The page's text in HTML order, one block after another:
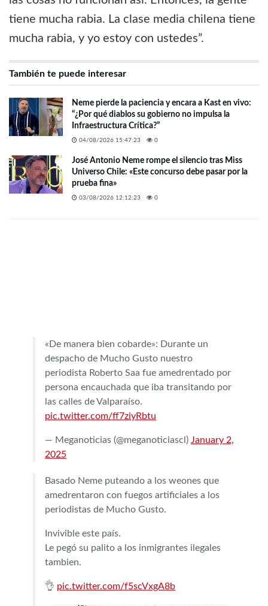
tiene mucha rabia. La clase media chilena tiene
mucha rabia, y yo estoy con ustedes”.
También te puede interesar
Neme pierde la paciencia y encara a Kast en vivo:
“¿Por qué diablos su gobierno no impulsa la
Infraestructura Crítica?”
04/08/2026 15:47:23 0
José Antonio Neme rompe el silencio tras Miss
Universo Chile: «Este concurso debe pasar por la
prueba fina»
03/08/2026 12:12:23 0
«De manera bien cobarde»: Durante un
despacho de Mucho Gusto nuestro
periodista Roberto Saa fue amedrentado por
persona encauchada que iba transitando por
las calles de Valparaíso.
pic.twitter.com/ff7ziyRbtu
— Meganoticias (@meganoticiascl) January 2,
2025
Basado Neme puteando a los weones que
amedrentaron con fuegos artificiales a los
periodistas de Mucho Gusto.
Invivible este país.
Le pegó su palito a los inmigrantes ilegales
tambien.
👌 pic.twitter.com/f5scVxgA8b